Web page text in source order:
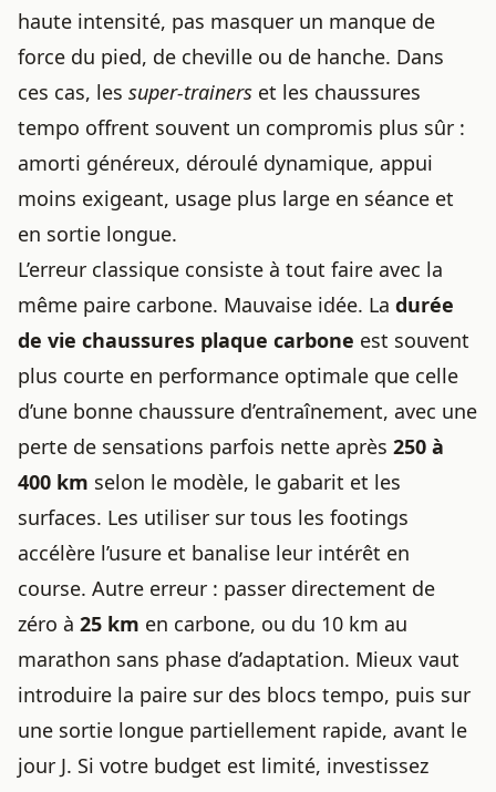
haute intensité, pas masquer un manque de
force du pied, de cheville ou de hanche. Dans
ces cas, les super-trainers et les chaussures
tempo offrent souvent un compromis plus sûr :
amorti généreux, déroulé dynamique, appui
moins exigeant, usage plus large en séance et
en sortie longue.
L’erreur classique consiste à tout faire avec la
même paire carbone. Mauvaise idée. La durée
de vie chaussures plaque carbone est souvent
plus courte en performance optimale que celle
d’une bonne chaussure d’entraînement, avec une
perte de sensations parfois nette après 250 à
400 km selon le modèle, le gabarit et les
surfaces. Les utiliser sur tous les footings
accélère l’usure et banalise leur intérêt en
course. Autre erreur : passer directement de
zéro à 25 km en carbone, ou du 10 km au
marathon sans phase d’adaptation. Mieux vaut
introduire la paire sur des blocs tempo, puis sur
une sortie longue partiellement rapide, avant le
jour J. Si votre budget est limité, investissez